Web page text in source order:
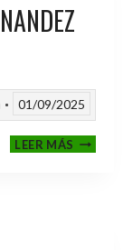
01/09/2025
LEER MÁSVI